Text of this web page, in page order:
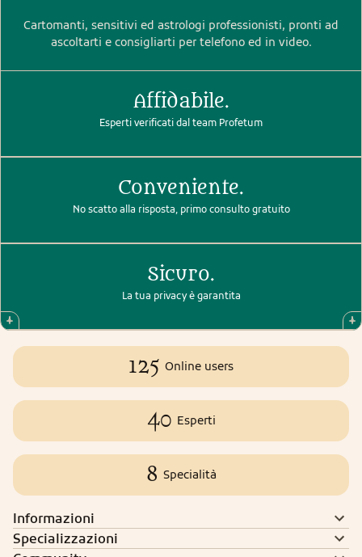
Cartomanti, sensitivi ed astrologi professionisti, pronti ad
ascoltarti e consigliarti per telefono ed in video.
Affidabile.
Esperti verificati dal team Profetum
Conveniente.
No scatto alla risposta, primo consulto gratuito
Sicuro.
La tua privacy è garantita
125 Online users
40 Esperti
8 Specialità
Informazioni
Specializzazioni